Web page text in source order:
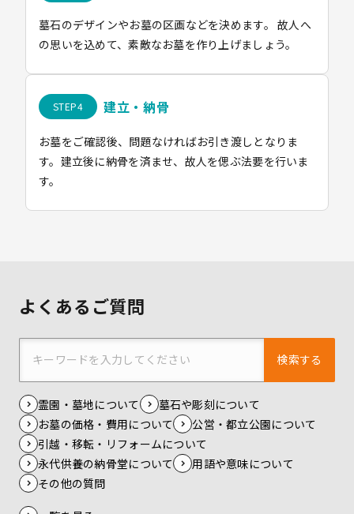
墓石のデザインやお墓の区画などを決めます。 故人へ
の思いを込めて、素敵なお墓を作り上げましょう。
建立・納骨
お墓をご確認後、問題なければお引き渡しとなりま
す。建立後に納骨を済ませ、故人を偲ぶ法要を行いま
す。
よくあるご質問
検索する
霊園・墓地について
墓石や彫刻について
お墓の価格・費用について
公営・都立公園について
引越・移転・リフォームについて
永代供養の納骨堂について
用語や意味について
その他の質問